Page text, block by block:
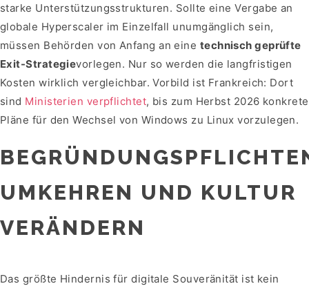
starke Unterstützungsstrukturen. Sollte eine Vergabe an
globale Hyperscaler im Einzelfall unumgänglich sein,
müssen Behörden von Anfang an eine technisch geprüfte
Exit-Strategievorlegen. Nur so werden die langfristigen
Kosten wirklich vergleichbar. Vorbild ist Frankreich: Dort
sind Ministerien verpflichtet, bis zum Herbst 2026 konkrete
Pläne für den Wechsel von Windows zu Linux vorzulegen.
UMKEHREN UND KULTUR
VERÄNDERN
Das größte Hindernis für digitale Souveränität ist kein